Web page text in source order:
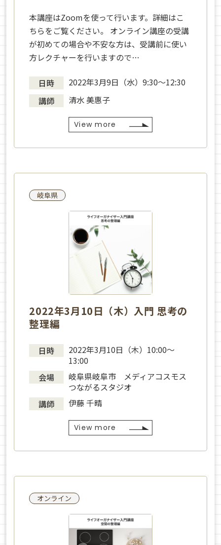
本講座はZoomを使って行います。詳細はこ
ちらをご覧ください。 オンライン講座の受講
が初めての場合や不安な方は、受講前に使い
方レクチャーを行いますので…
日時
2022年3月9日（水）9:30〜12:30
講師
清水 美惠子
View more
岐阜県
2022年3月10日（木）入門 思考の
整理編
日時
2022年3月10日（木）10:00～
13:00
会場
岐阜県岐阜市 メディアコスモス
つながるスタジオ
講師
伊藤 千晴
View more
オンライン